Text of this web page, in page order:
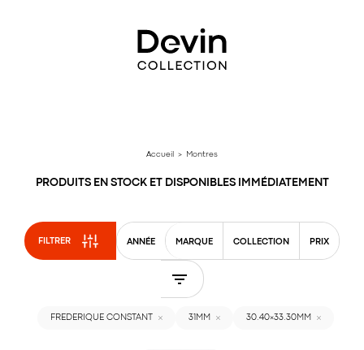
Accueil > Montres
PRODUITS EN STOCK ET DISPONIBLES IMMÉDIATEMENT
FILTRER ANNÉE MARQUE COLLECTION PRIX
FREDERIQUE CONSTANT 31MM 30.40×33.30MM